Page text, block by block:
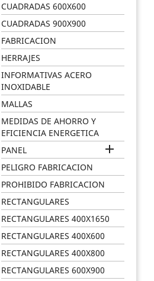
CUADRADAS 600X600
CUADRADAS 900X900
FABRICACION
HERRAJES
INFORMATIVAS ACERO
INOXIDABLE
MALLAS
MEDIDAS DE AHORRO Y
EFICIENCIA ENERGETICA
PANEL

PELIGRO FABRICACION
PROHIBIDO FABRICACION
RECTANGULARES
RECTANGULARES 400X1650
RECTANGULARES 400X600
RECTANGULARES 400X800
RECTANGULARES 600X900